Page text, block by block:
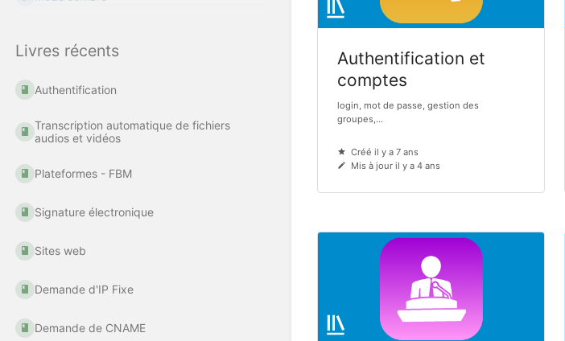
Livres récents
Authentification
Transcription automatique de fichiers
audios et vidéos
Plateformes - FBM
Signature électronique
Sites web
Demande d'IP Fixe
Demande de CNAME
Authentification et
comptes
login, mot de passe, gestion des
groupes,...
Créé il y a 7 ans
Mis à jour il y a 4 ans